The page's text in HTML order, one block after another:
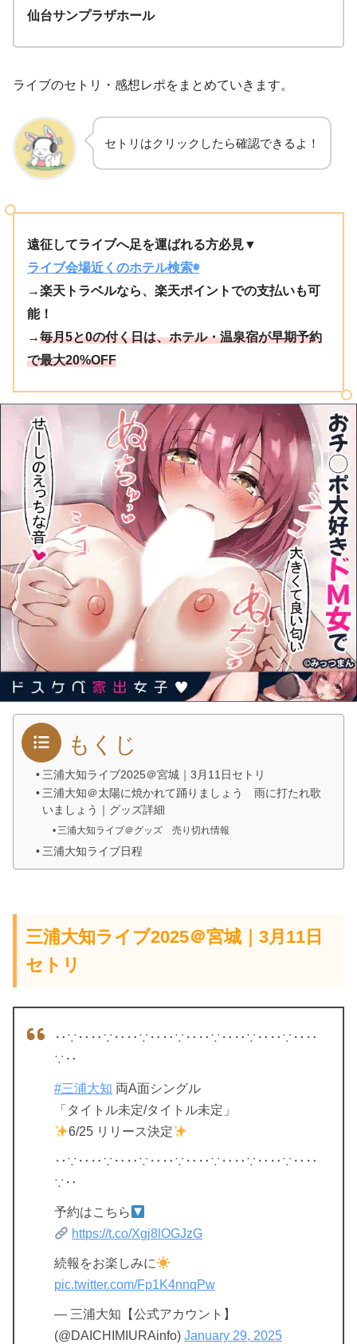
仙台サンプラザホール
ライブのセトリ・感想レポをまとめていきます。
セトリはクリックしたら確認できるよ！
遠征してライブへ足を運ばれる方必見▼
ライブ会場近くのホテル検索◉
→楽天トラベルなら、楽天ポイントでの支払いも可
能！
→毎月5と0の付く日は、ホテル・温泉宿が早期予約
で最大20%OFF
もくじ
三浦大知ライブ2025＠宮城｜3月11日セトリ
三浦大知＠太陽に焼かれて踊りましょう 雨に打たれ歌
いましょう｜グッズ詳細
三浦大知ライブ＠グッズ 売り切れ情報
三浦大知ライブ日程
三浦大知ライブ2025＠宮城｜3月11日
セトリ
‥∵‥‥∵‥‥∵‥‥∵‥‥∵‥‥∵‥‥∵‥‥
∵‥
#三浦大知 両A面シングル
「タイトル未定/タイトル未定」
6/25 リリース決定
‥∵‥‥∵‥‥∵‥‥∵‥‥∵‥‥∵‥‥∵‥‥
∵‥
予約はこちら
https://t.co/Xgj8lOGJzG
続報をお楽しみに
pic.twitter.com/Fp1K4nnqPw
— 三浦大知【公式アカウント】
(@DAICHIMIURAinfo) January 29, 2025